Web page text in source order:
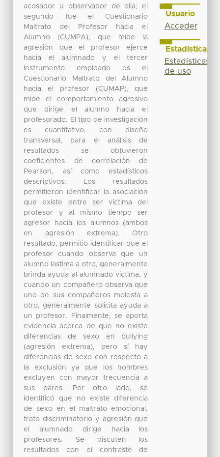
acosador u observador de ella; el
segundo fue el Cuestionario
Maltrato del Profesor hacia el
Alumno (CUMPA), que mide la
agresión que el profesor ejerce
hacia el alumnado y el tercer
instrumento empleado es el
Cuestionario Maltrato del Alumno
hacia el profesor (CUMAP), que
mide el comportamiento agresivo
que dirige el alumno hacia el
profesorado. El tipo de investigación
es cuantitativo, con diseño
transversal, para el análisis de
resultados se obtuvieron
coeficientes de correlación de
Pearson, así como estadísticos
descriptivos. Los resultados
permitieron identificar la asociación
que existe entre ser víctima del
profesor y al mismo tiempo ser
agresor hacia los alumnos (ambos
en agresión extrema). Otro
resultado, permitió identificar que el
profesor cuando observa que un
alumno lastima a otro, generalmente
brinda ayuda al alumnado víctima, y
cuando un compañero observa que
uno de sus compañeros molesta a
otro, generalmente solicita ayuda a
un profesor. Finalmente, se aporta
evidencia acerca de que no existe
diferencias de sexo en bullying
(agresión extrema), pero sí hay
diferencias de sexo con respecto a
la exclusión ya que los hombres
excluyen con mayor frecuencia a
sus pares. Por otro lado, se
identificó que no existe diferencia
de sexo en el maltrato emocional,
trato discriminatorio y agresión que
el alumnado dirige hacia los
profesores. Se discuten los
resultados con el contraste de
Usuario
Acceder
Estadísticas
Estadísticas
de uso